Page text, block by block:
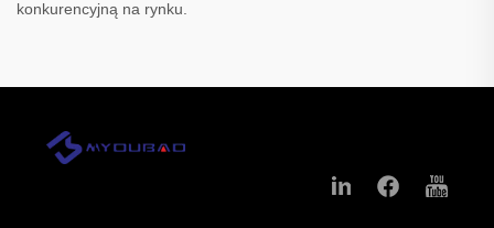
konkurencyjną na rynku.